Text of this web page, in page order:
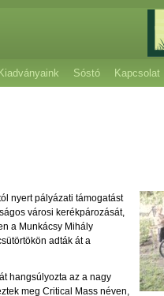
Kiadványaink Sóstó Kapcsolat
nyert pályázati támogatást
városi kerékpározását,
a Munkácsy Mihály
adták át a
hangsúlyozta az a nagy
meg Critical Mass néven,